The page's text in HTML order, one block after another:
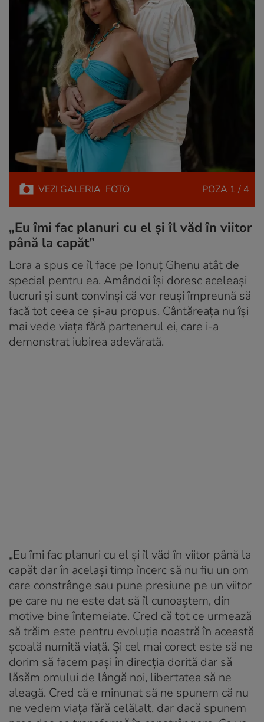
VEZI GALERIA FOTO POZA 1 / 4
„Eu îmi fac planuri cu el și îl văd în viitor
până la capăt”
Lora a spus ce îl face pe Ionuț Ghenu atât de
special pentru ea. Amândoi își doresc aceleași
lucruri și sunt convinși că vor reuși împreună să
facă tot ceea ce și-au propus. Cântăreața nu își
mai vede viața fără partenerul ei, care i-a
demonstrat iubirea adevărată.
„Eu îmi fac planuri cu el și îl văd în viitor până la
capăt dar în același timp încerc să nu fiu un om
care constrânge sau pune presiune pe un viitor
pe care nu ne este dat să îl cunoaștem, din
motive bine întemeiate. Cred că tot ce urmează
să trăim este pentru evoluția noastră în această
școală numită viață. Şi cel mai corect este să ne
dorim să facem paşi în direcția dorită dar să
lăsăm omului de lângă noi, libertatea să ne
aleagă. Cred că e minunat să ne spunem că nu
ne vedem viața fără celălalt, dar dacă spunem